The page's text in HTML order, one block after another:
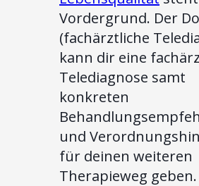
Vordergrund. Der
(fachärztliche
kann dir eine
Telediagnose samt
konkreten
und
für deinen weiteren
Therapieweg geben.